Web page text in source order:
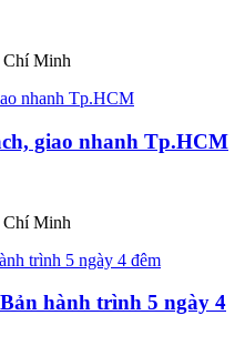
Chí Minh
giao nhanh Tp.HCM
Chí Minh
hành trình 5 ngày 4